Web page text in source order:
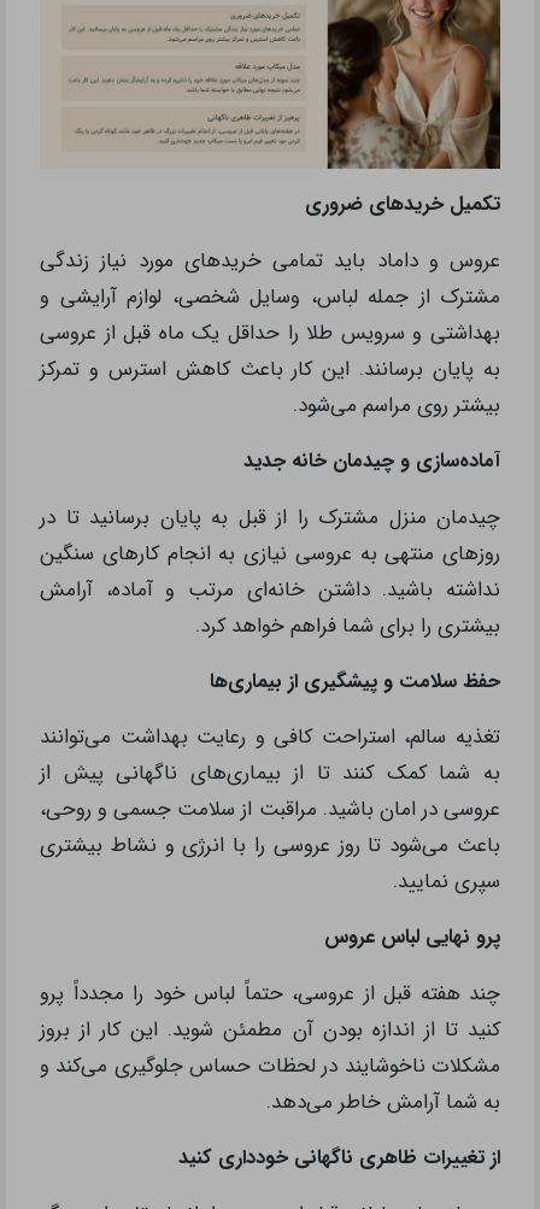
تکمیل خریدهای ضروری
عروس و داماد باید تمامی خریدهای مورد نیاز زندگی
مشترک از جمله لباس، وسایل شخصی، لوازم آرایشی و
بهداشتی و سرویس طلا را حداقل یک ماه قبل از عروسی
به پایان برسانند. این کار باعث کاهش استرس و تمرکز
بیشتر روی مراسم می‌شود.
آماده‌سازی و چیدمان خانه جدید
چیدمان منزل مشترک را از قبل به پایان برسانید تا در
روزهای منتهی به عروسی نیازی به انجام کارهای سنگین
نداشته باشید. داشتن خانه‌ای مرتب و آماده، آرامش
بیشتری را برای شما فراهم خواهد کرد.
حفظ سلامت و پیشگیری از بیماری‌ها
تغذیه سالم، استراحت کافی و رعایت بهداشت می‌توانند
به شما کمک کنند تا از بیماری‌های ناگهانی پیش از
عروسی در امان باشید. مراقبت از سلامت جسمی و روحی،
باعث می‌شود تا روز عروسی را با انرژی و نشاط بیشتری
سپری نمایید.
پرو نهایی لباس عروس
چند هفته قبل از عروسی، حتماً لباس خود را مجدداً پرو
کنید تا از اندازه بودن آن مطمئن شوید. این کار از بروز
مشکلات ناخوشایند در لحظات حساس جلوگیری می‌کند و
به شما آرامش خاطر می‌دهد.
از تغییرات ظاهری ناگهانی خودداری کنید